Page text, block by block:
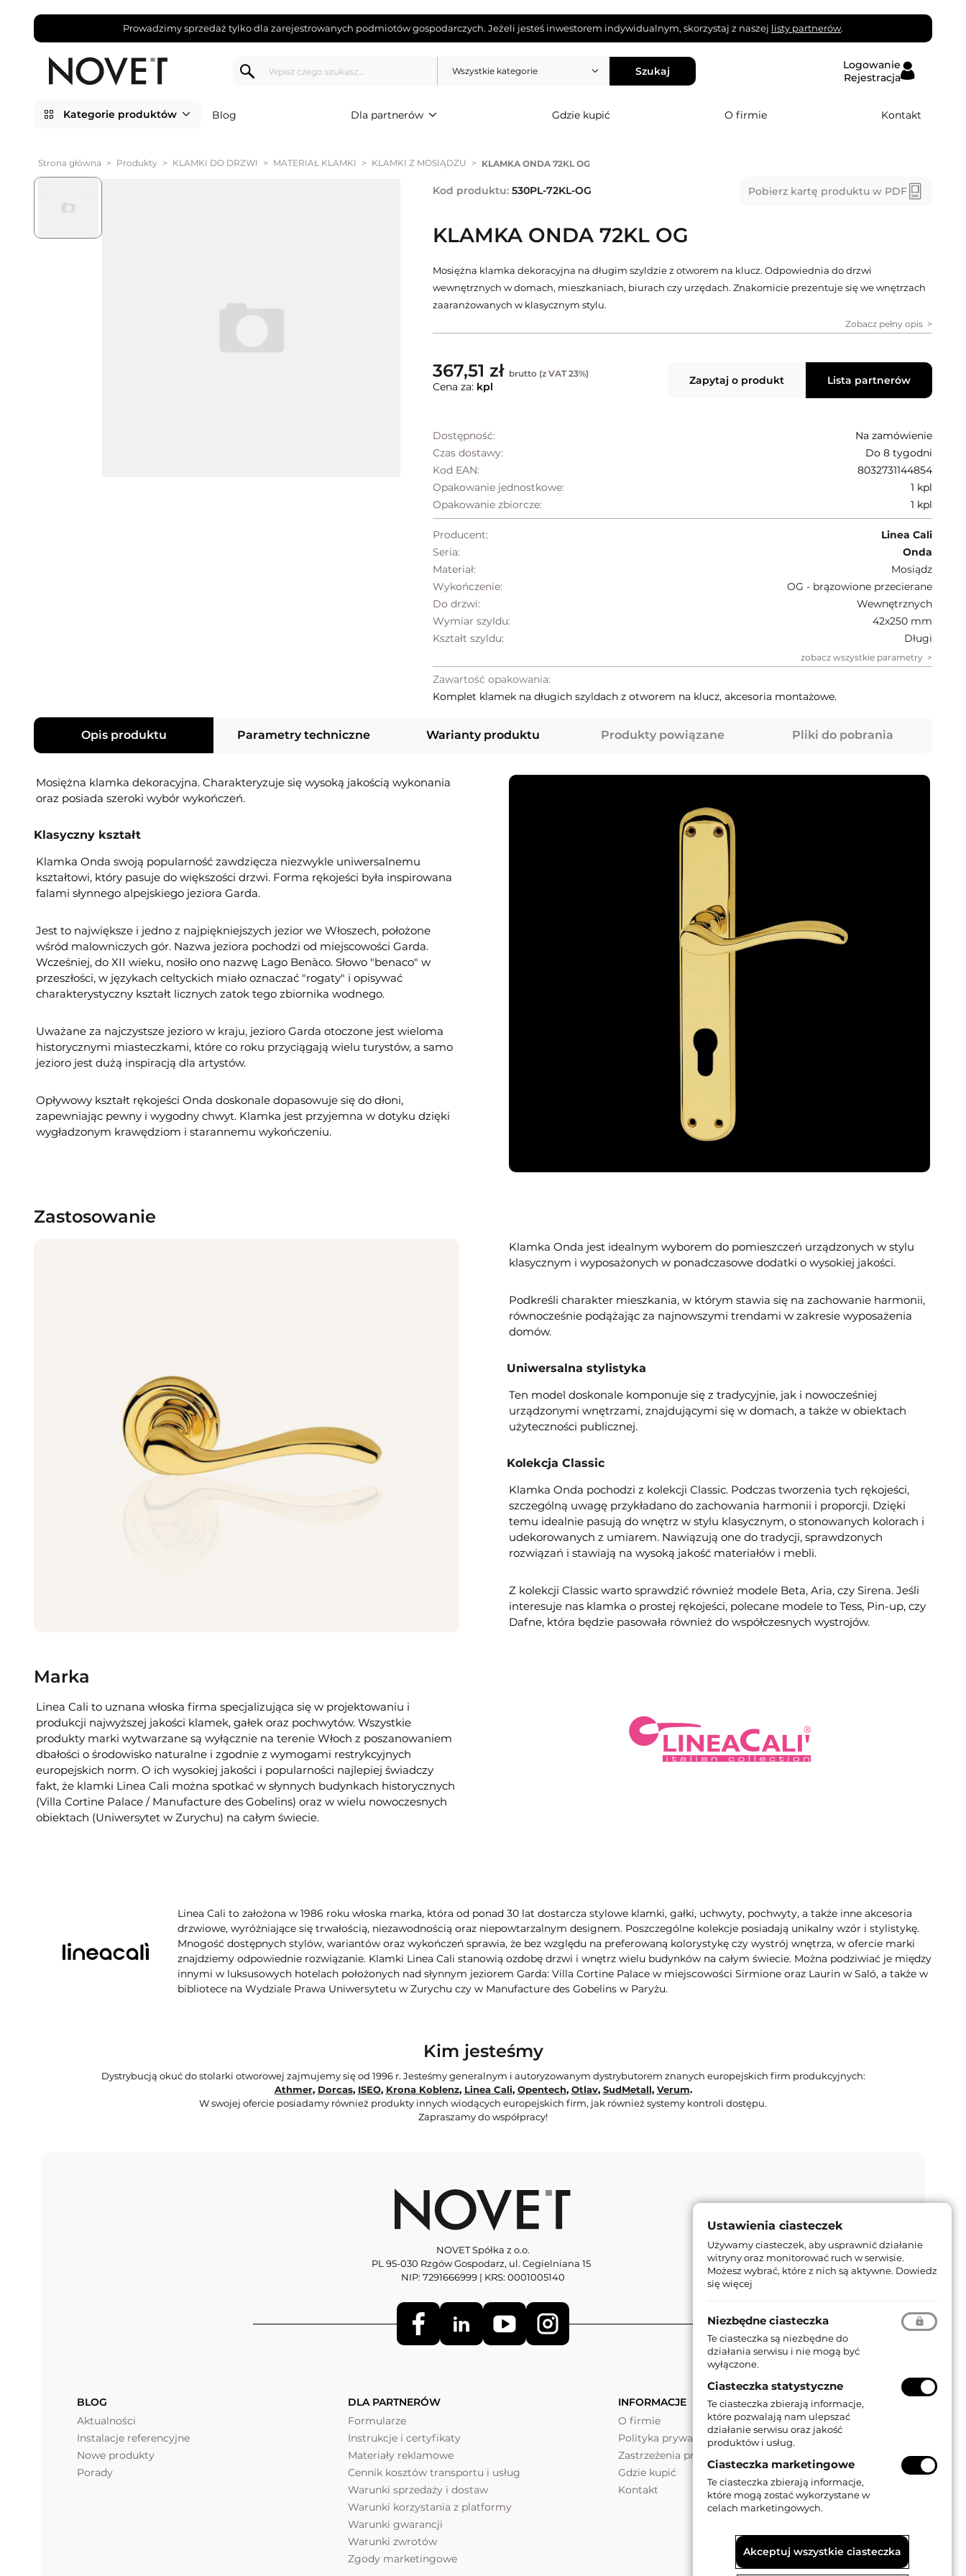
Prowadzimy sprzedaż tylko dla zarejestrowanych podmiotów gospodarczych. Jeżeli jesteś inwestorem indywidualnym, skorzystaj z naszej listy partnerów.
Wszystkie kategorie Szukaj
Logowanie
Rejestracja
Kategorie produktów Blog Dla partnerów Gdzie kupić O firmie Kontakt
Strona główna > Produkty > KLAMKI DO DRZWI > MATERIAŁ KLAMKI > KLAMKI Z MOSIĄDZU > KLAMKA ONDA 72KL OG
Kod produktu: 530PL-72KL-OG Pobierz kartę produktu w PDF
KLAMKA ONDA 72KL OG
Mosiężna klamka dekoracyjna na długim szyldzie z otworem na klucz. Odpowiednia do drzwi
wewnętrznych w domach, mieszkaniach, biurach czy urzędach. Znakomicie prezentuje się we wnętrzach
zaaranżowanych w klasycznym stylu.
Zobacz pełny opis
367,51 zł brutto (z VAT 23%)
Cena za: kpl Zapytaj o produkt Lista partnerów
Dostępność:
Na zamówienie
Czas dostawy:
Do 8 tygodni
Kod EAN:
8032731144854
Opakowanie jednostkowe:
1 kpl
Opakowanie zbiorcze:
1 kpl
Producent:
Linea Cali
Seria:
Onda
Materiał:
Mosiądz
Wykończenie:
OG - brązowione przecierane
Do drzwi:
Wewnętrznych
Wymiar szyldu:
42x250 mm
Kształt szyldu:
Długi
zobacz wszystkie parametry
Zawartość opakowania:
Komplet klamek na długich szyldach z otworem na klucz, akcesoria montażowe.
Opis produktu Parametry techniczne Warianty produktu Produkty powiązane Pliki do pobrania
Mosiężna klamka dekoracyjna. Charakteryzuje się wysoką jakością wykonania
oraz posiada szeroki wybór wykończeń.
Klasyczny kształt
Klamka Onda swoją popularność zawdzięcza niezwykle uniwersalnemu
kształtowi, który pasuje do większości drzwi. Forma rękojeści była inspirowana
falami słynnego alpejskiego jeziora Garda.
Jest to największe i jedno z najpiękniejszych jezior we Włoszech, położone
wśród malowniczych gór. Nazwa jeziora pochodzi od miejscowości Garda.
Wcześniej, do XII wieku, nosiło ono nazwę Lago Benàco. Słowo "benaco" w
przeszłości, w językach celtyckich miało oznaczać "rogaty" i opisywać
charakterystyczny kształt licznych zatok tego zbiornika wodnego.
Uważane za najczystsze jezioro w kraju, jezioro Garda otoczone jest wieloma
historycznymi miasteczkami, które co roku przyciągają wielu turystów, a samo
jezioro jest dużą inspiracją dla artystów.
Opływowy kształt rękojeści Onda doskonale dopasowuje się do dłoni,
zapewniając pewny i wygodny chwyt. Klamka jest przyjemna w dotyku dzięki
wygładzonym krawędziom i starannemu wykończeniu.
Zastosowanie
Klamka Onda jest idealnym wyborem do pomieszczeń urządzonych w stylu
klasycznym i wyposażonych w ponadczasowe dodatki o wysokiej jakości.
Podkreśli charakter mieszkania, w którym stawia się na zachowanie harmonii,
równocześnie podążając za najnowszymi trendami w zakresie wyposażenia
domów.
Uniwersalna stylistyka
Ten model doskonale komponuje się z tradycyjnie, jak i nowocześniej
urządzonymi wnętrzami, znajdującymi się w domach, a także w obiektach
użyteczności publicznej.
Kolekcja Classic
Klamka Onda pochodzi z kolekcji Classic. Podczas tworzenia tych rękojeści,
szczególną uwagę przykładano do zachowania harmonii i proporcji. Dzięki
temu idealnie pasują do wnętrz w stylu klasycznym, o stonowanych kolorach i
udekorowanych z umiarem. Nawiązują one do tradycji, sprawdzonych
rozwiązań i stawiają na wysoką jakość materiałów i mebli.
Z kolekcji Classic warto sprawdzić również modele Beta, Aria, czy Sirena. Jeśli
interesuje nas klamka o prostej rękojeści, polecane modele to Tess, Pin-up, czy
Dafne, która będzie pasowała również do współczesnych wystrojów.
Marka
Linea Cali to uznana włoska firma specjalizująca się w projektowaniu i
produkcji najwyższej jakości klamek, gałek oraz pochwytów. Wszystkie
produkty marki wytwarzane są wyłącznie na terenie Włoch z poszanowaniem
dbałości o środowisko naturalne i zgodnie z wymogami restrykcyjnych
europejskich norm. O ich wysokiej jakości i popularności najlepiej świadczy
fakt, że klamki Linea Cali można spotkać w słynnych budynkach historycznych
(Villa Cortine Palace / Manufacture des Gobelins) oraz w wielu nowoczesnych
obiektach (Uniwersytet w Zurychu) na całym świecie.
Linea Cali to założona w 1986 roku włoska marka, która od ponad 30 lat dostarcza stylowe klamki, gałki, uchwyty, pochwyty, a także inne akcesoria
drzwiowe, wyróżniające się trwałością, niezawodnością oraz niepowtarzalnym designem. Poszczególne kolekcje posiadają unikalny wzór i stylistykę.
Mnogość dostępnych stylów, wariantów oraz wykończeń sprawia, że bez względu na preferowaną kolorystykę czy wystrój wnętrza, w ofercie marki
znajdziemy odpowiednie rozwiązanie. Klamki Linea Cali stanowią ozdobę drzwi i wnętrz wielu budynków na całym świecie. Można podziwiać je między
innymi w luksusowych hotelach położonych nad słynnym jeziorem Garda: Villa Cortine Palace w miejscowości Sirmione oraz Laurin w Saló, a także w
bibliotece na Wydziale Prawa Uniwersytetu w Zurychu czy w Manufacture des Gobelins w Paryżu.
Kim jesteśmy
Dystrybucją okuć do stolarki otworowej zajmujemy się od 1996 r. Jesteśmy generalnym i autoryzowanym dystrybutorem znanych europejskich firm produkcyjnych:
Athmer, Dorcas, ISEO, Krona Koblenz, Linea Cali, Opentech, Otlav, SudMetall, Verum.
W swojej ofercie posiadamy również produkty innych wiodących europejskich firm, jak również systemy kontroli dostępu.
Zapraszamy do współpracy!
NOVET Spółka z o.o.
PL 95-030 Rzgów Gospodarz, ul. Cegielniana 15
NIP: 7291666999 | KRS: 0001005140
BLOG
Aktualności
Instalacje referencyjne
Nowe produkty
Porady
DLA PARTNERÓW
Formularze
Instrukcje i certyfikaty
Materiały reklamowe
Cennik kosztów transportu i usług
Warunki sprzedaży i dostaw
Warunki korzystania z platformy
Warunki gwarancji
Warunki zwrotów
Zgody marketingowe
INFORMACJE
O firmie
Polityka prywatności
Zastrzeżenia prawne
Gdzie kupić
Kontakt
Ustawienia ciasteczek
Używamy ciasteczek, aby usprawnić działanie
witryny oraz monitorować ruch w serwisie.
Możesz wybrać, które z nich są aktywne. Dowiedz
się więcej
Niezbędne ciasteczka
Te ciasteczka są niezbędne do
działania serwisu i nie mogą być
wyłączone.
Ciasteczka statystyczne
Te ciasteczka zbierają informacje,
które pozwalają nam ulepszać
działanie serwisu oraz jakość
produktów i usług.
Ciasteczka marketingowe
Te ciasteczka zbierają informacje,
które mogą zostać wykorzystane w
celach marketingowych.
Akceptuj wszystkie ciasteczka